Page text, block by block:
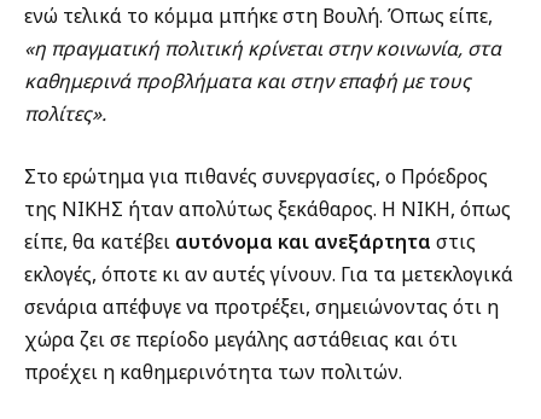
ενώ τελικά το κόμμα μπήκε στη Βουλή. Όπως είπε,
«η πραγματική πολιτική κρίνεται στην κοινωνία, στα
καθημερινά προβλήματα και στην επαφή με τους
πολίτες».
Στο ερώτημα για πιθανές συνεργασίες, ο Πρόεδρος
της ΝΙΚΗΣ ήταν απολύτως ξεκάθαρος. Η ΝΙΚΗ, όπως
είπε, θα κατέβει αυτόνομα και ανεξάρτητα στις
εκλογές, όποτε κι αν αυτές γίνουν. Για τα μετεκλογικά
σενάρια απέφυγε να προτρέξει, σημειώνοντας ότι η
χώρα ζει σε περίοδο μεγάλης αστάθειας και ότι
προέχει η καθημερινότητα των πολιτών.